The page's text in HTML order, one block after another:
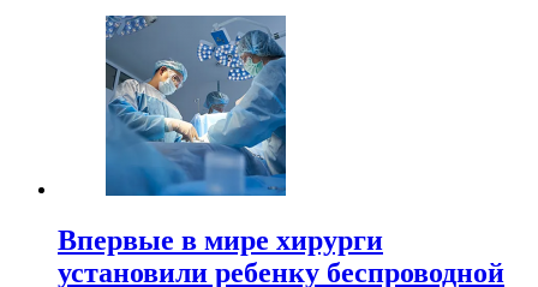
Впервые в мире хирурги
установили ребенку беспроводной